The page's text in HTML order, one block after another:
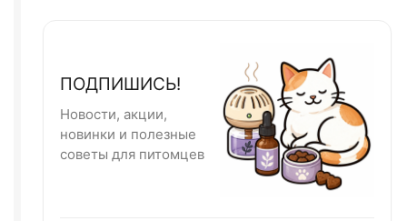
ПОДПИШИСЬ!
Новости, акции,
новинки и полезные
советы для питомцев